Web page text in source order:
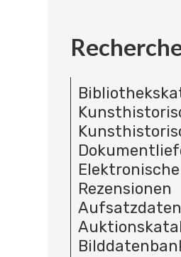
Rezensionen